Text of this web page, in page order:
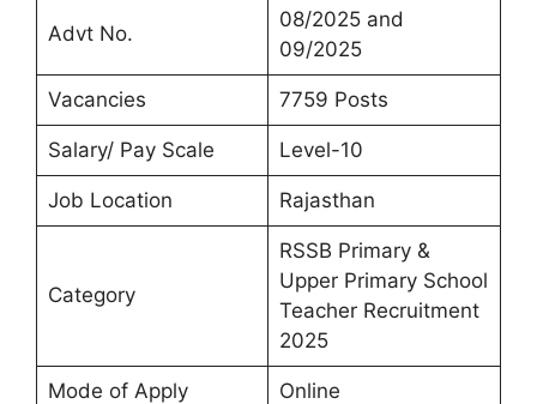
Advt No.
08/2025 and
09/2025
Vacancies 7759 Posts
Salary/ Pay Scale Level-10
Job Location Rajasthan
Category
RSSB Primary &
Upper Primary School
Teacher Recruitment
2025
Mode of Apply Online